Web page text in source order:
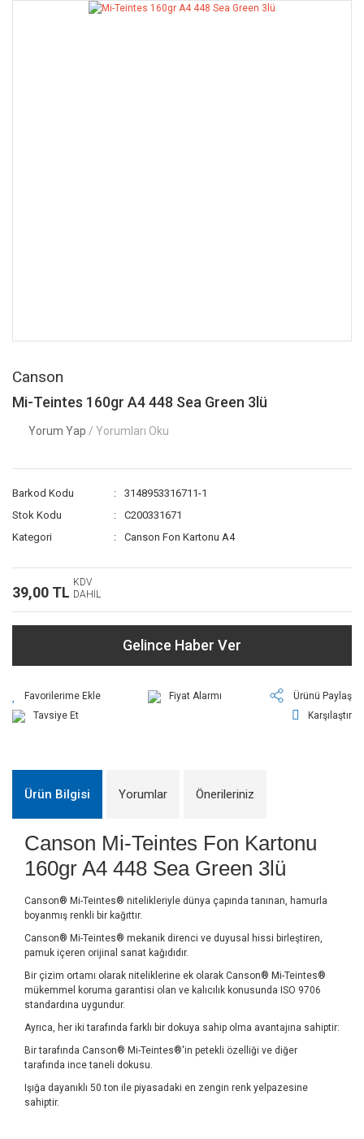
Canson
Mi-Teintes 160gr A4 448 Sea Green 3lü
Yorum Yap / Yorumları Oku
Barkod Kodu
3148953316711-1
Stok Kodu
C200331671
Kategori
Canson Fon Kartonu A4
39,00 TL
KDV
DAHİL
Gelince Haber Ver
Fiyat Alarmı
Ürünü Paylaş
Tavsiye Et
Karşılaştır
Ürün Bilgisi Yorumlar Önerileriniz
Canson Mi-Teintes Fon Kartonu
160gr A4 448 Sea Green 3lü
Canson® Mi-Teintes® nitelikleriyle dünya çapında tanınan, hamurla
boyanmış renkli bir kağıttır.
Canson® Mi-Teintes® mekanik direnci ve duyusal hissi birleştiren,
pamuk içeren orijinal sanat kağıdıdır.
Bir çizim ortamı olarak niteliklerine ek olarak Canson® Mi-Teintes®
mükemmel koruma garantisi olan ve kalıcılık konusunda ISO 9706
standardına uygundur.
Ayrıca, her iki tarafında farklı bir dokuya sahip olma avantajına sahiptir:
Bir tarafında Canson® Mi-Teintes®'in petekli özelliği ve diğer
tarafında ince taneli dokusu.
Işığa dayanıklı 50 ton ile piyasadaki en zengin renk yelpazesine
sahiptir.